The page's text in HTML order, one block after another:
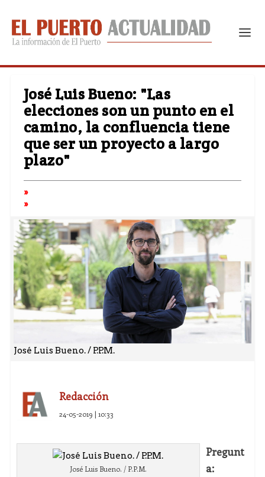
José Luis Bueno: "Las
elecciones son un punto en el
camino, la confluencia tiene
que ser un proyecto a largo
plazo"
José Luis Bueno. / P.P.M.
Redacción
24-05-2019 | 10:33
José Luis Bueno. / P.P.M.
Pregunt
a: